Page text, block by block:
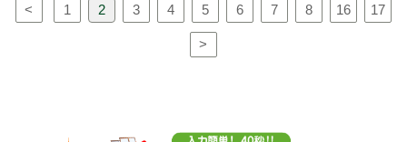
< 1 2 3 4 5 6 7 8 16 17
>